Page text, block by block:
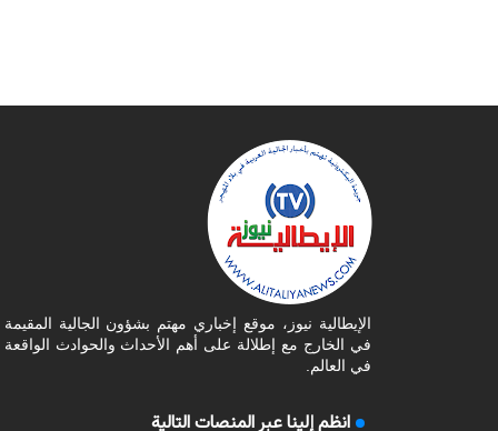
الإيطالية نيوز، موقع إخباري مهتم بشؤون الجالية المقيمة
في الخارج مع إطلالة على أهم الأحداث والحوادث الواقعة
في العالم.
انظم إلينا عبر المنصات التالية